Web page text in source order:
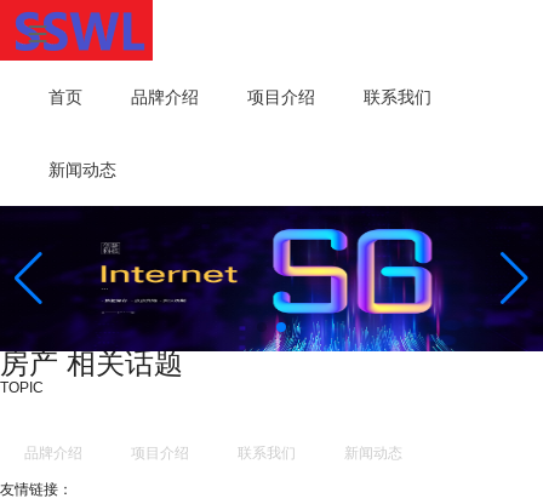
首页 品牌介绍 项目介绍 联系我们
新闻动态
房产 相关话题
TOPIC
品牌介绍 项目介绍 联系我们 新闻动态
友情链接：